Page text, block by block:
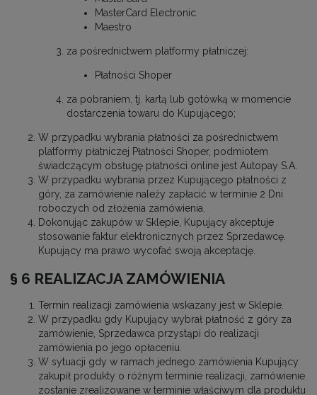
MasterCard Electronic
Maestro
za pośrednictwem platformy płatniczej:
Płatności Shoper
za pobraniem, tj. kartą lub gotówką w momencie
dostarczenia towaru do Kupującego;
W przypadku wybrania płatności za pośrednictwem
platformy płatniczej Płatności Shoper, podmiotem
świadczącym obsługę płatności online jest Autopay S.A.
W przypadku wybrania przez Kupującego płatności z
góry, za zamówienie należy zapłacić w terminie 2 Dni
roboczych od złożenia zamówienia.
Dokonując zakupów w Sklepie, Kupujący akceptuje
stosowanie faktur elektronicznych przez Sprzedawcę.
Kupujący ma prawo wycofać swoją akceptację.
§ 6 REALIZACJA ZAMÓWIENIA
Termin realizacji zamówienia wskazany jest w Sklepie.
W przypadku gdy Kupujący wybrał płatność z góry za
zamówienie, Sprzedawca przystąpi do realizacji
zamówienia po jego opłaceniu.
W sytuacji gdy w ramach jednego zamówienia Kupujący
zakupił produkty o różnym terminie realizacji, zamówienie
zostanie zrealizowane w terminie właściwym dla produktu